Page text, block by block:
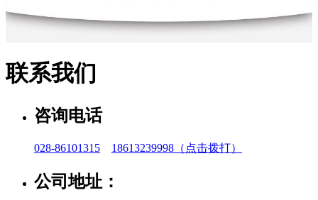
联系我们
咨询电话
028-86101315 18613239998 （点击拨打）
公司地址：